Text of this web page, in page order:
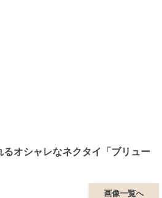
るオシャレなネクタイ「ブリュー
画像一覧へ